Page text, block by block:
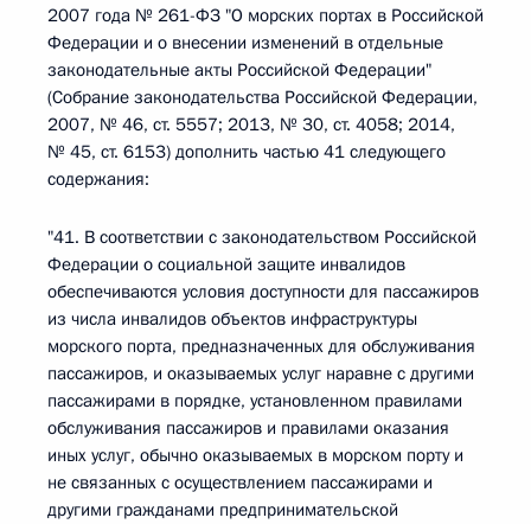
2007 года № 261-ФЗ "О морских портах в Российской
Федерации и о внесении изменений в отдельные
законодательные акты Российской Федерации"
(Собрание законодательства Российской Федерации,
2007, № 46, ст. 5557; 2013, № 30, ст. 4058; 2014,
№ 45, ст. 6153) дополнить частью 41 следующего
содержания:
"41. В соответствии с законодательством Российской
Федерации о социальной защите инвалидов
обеспечиваются условия доступности для пассажиров
из числа инвалидов объектов инфраструктуры
морского порта, предназначенных для обслуживания
пассажиров, и оказываемых услуг наравне с другими
пассажирами в порядке, установленном правилами
обслуживания пассажиров и правилами оказания
иных услуг, обычно оказываемых в морском порту и
не связанных с осуществлением пассажирами и
другими гражданами предпринимательской